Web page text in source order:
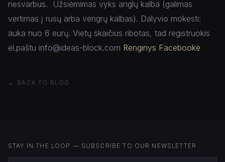
nesvarbus.
Užsiėmimas vyks anglų kalba (galimas
vertimas į rusų arba vengrų kalbas). Dalyvio mokesti:
auka nuo 6 eurų. Vietų skaičius ribotas, tad registruokis
el.paštu info@ideas-block.com Renginys Facebooke
← BACK TO BLOG
STAY IN THE LOOP — SUBSCRIBE TO OUR NEWSLETTER